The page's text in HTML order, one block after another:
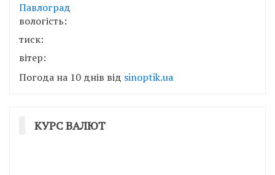
Павлоград
вологість:
тиск:
вітер:
Погода на 10 днів від sinoptik.ua
КУРС ВАЛЮТ